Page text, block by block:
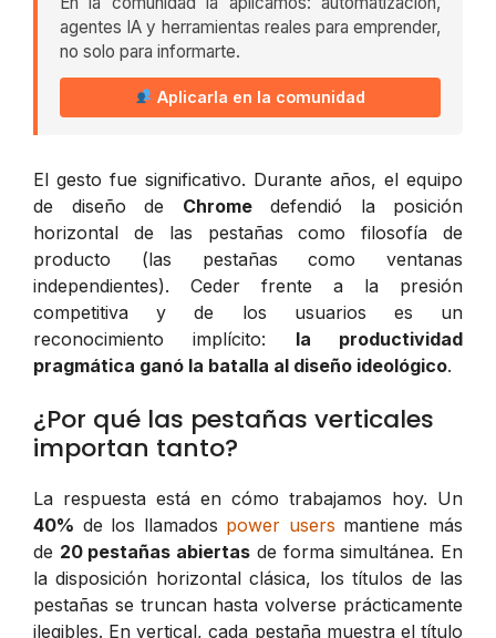
agentes IA y herramientas reales para emprender,
no solo para informarte.
Aplicarla en la comunidad
El gesto fue significativo. Durante años, el equipo
de diseño de Chromedefendió la posición
horizontal de las pestañas como filosofía de
producto (las pestañas como ventanas
independientes). Ceder frente a la presión
competitiva y de los usuarios es un
reconocimiento implícito: la productividad
pragmática ganó la batalla al diseño ideológico.
¿Por qué las pestañas verticales
importan tanto?
La respuesta está en cómo trabajamos hoy. Un
40% de los llamados power users mantiene más
de 20 pestañas abiertas de forma simultánea. En
la disposición horizontal clásica, los títulos de las
pestañas se truncan hasta volverse prácticamente
ilegibles. En vertical, cada pestaña muestra el título